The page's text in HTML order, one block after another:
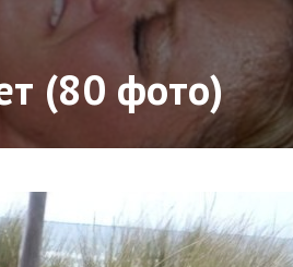
(80 фото)